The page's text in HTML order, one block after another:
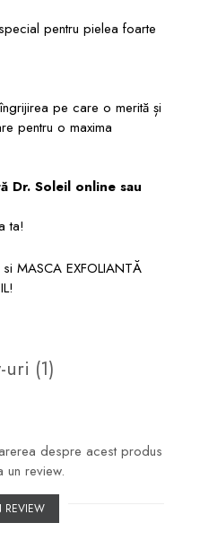
pentru pielea foarte
pe care o merită și
pentru o maxima
Dr. Soleil online sau
ta!
MASCA EXFOLIANTĂ
!
uri (1)
despre acest produs
un review.
REVIEW